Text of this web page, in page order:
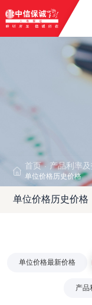
首页 · 产品利率
单位价格历史价格
单位价格历史价格
单位价格最新价格
产品